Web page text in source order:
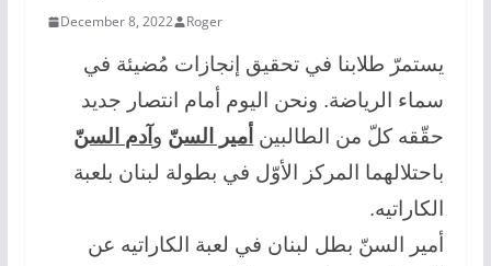
December 8, 2022 Roger
يستمرّ طلابنا في تحقيق إنجازات مُضيئة في
سماء الرياضة. ونحن اليوم أمام انتصار جديد
حقّقه كلّ من الطالبين أمير السنّ و آدم السنّ
باحتلالهما المركز الأوّل في بطولة لبنان بلعبة
الكاراتيه.
أمير السنّ بطل لبنان في لعبة الكاراتيه عن